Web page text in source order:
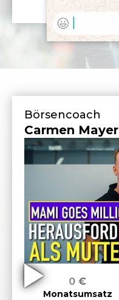
Börsencoach
Carmen Mayer
0 €
Monatsumsatz